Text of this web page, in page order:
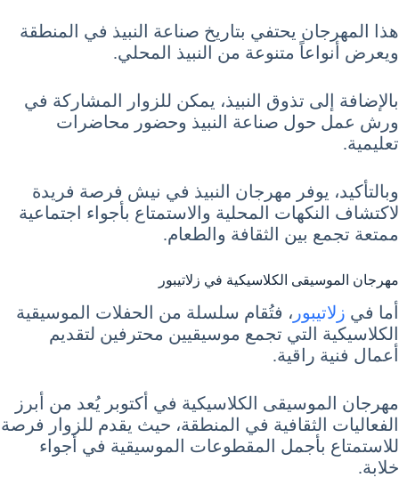
هذا المهرجان يحتفي بتاريخ صناعة النبيذ في المنطقة
ويعرض أنواعاً متنوعة من النبيذ المحلي.
بالإضافة إلى تذوق النبيذ، يمكن للزوار المشاركة في
ورش عمل حول صناعة النبيذ وحضور محاضرات
تعليمية.
وبالتأكيد، يوفر مهرجان النبيذ في نيش فرصة فريدة
لاكتشاف النكهات المحلية والاستمتاع بأجواء اجتماعية
ممتعة تجمع بين الثقافة والطعام.
مهرجان الموسيقى الكلاسيكية في زلاتيبور
أما في زلاتيبور ، فتُقام سلسلة من الحفلات الموسيقية
الكلاسيكية التي تجمع موسيقيين محترفين لتقديم
أعمال فنية راقية.
مهرجان الموسيقى الكلاسيكية في أكتوبر يُعد من أبرز
الفعاليات الثقافية في المنطقة، حيث يقدم للزوار فرصة
للاستمتاع بأجمل المقطوعات الموسيقية في أجواء
خلابة.